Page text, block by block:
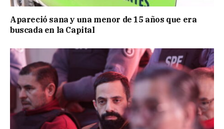
Apareció sana y una menor de 15 años que era
buscada en la Capital